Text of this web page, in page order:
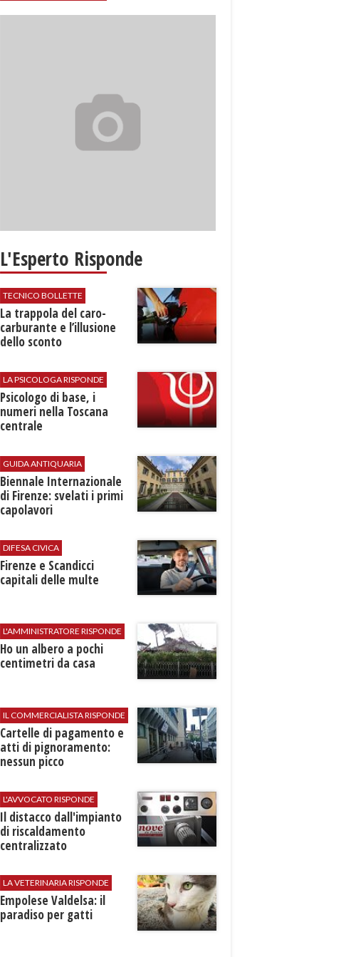
L'Esperto Risponde
TECNICO BOLLETTE
​La trappola del caro-
carburante e l’illusione
dello sconto
LA PSICOLOGA RISPONDE
Psicologo di base, i
numeri nella Toscana
centrale
GUIDA ANTIQUARIA
Biennale Internazionale
di Firenze: svelati i primi
capolavori
DIFESA CIVICA
Firenze e Scandicci
capitali delle multe
L'AMMINISTRATORE RISPONDE
Ho un albero a pochi
centimetri da casa
IL COMMERCIALISTA RISPONDE
Cartelle di pagamento e
atti di pignoramento:
nessun picco
L'AVVOCATO RISPONDE
Il distacco dall'impianto
di riscaldamento
centralizzato
LA VETERINARIA RISPONDE
Empolese Valdelsa: il
paradiso per gatti